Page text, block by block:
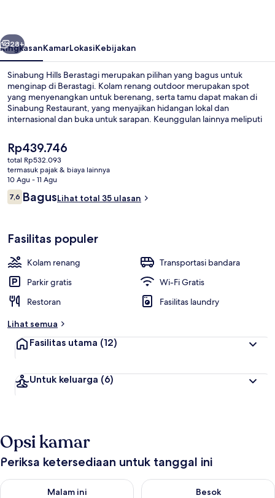
Berikutnya
28+
RingkasanKamarLokasiKebijakan
Sinabung Hills Berastagi merupakan pilihan yang bagus untuk
menginap di Berastagi. Kolam renang outdoor merupakan spot
yang menyenangkan untuk berenang, serta tamu dapat makan di
Sinabung Restaurant, yang menyajikan hidangan lokal dan
internasional dan buka untuk sarapan. Keunggulan lainnya meliputi
keseluruhan.
Harga
saat
ini
Rp439.746
Rp439.746
total Rp532.093
termasuk pajak & biaya lainnya
10 Agu - 11 Agu
Ulasan
7,67,6 dari 10
BagusLihat total 35 ulasan
Fasilitas populer
Kolam renang
Transportasi bandara
Parkir gratis
Wi-Fi Gratis
Restoran
Fasilitas laundry
Lihat semua
Fasilitas utama (12)
Untuk keluarga (6)
Opsi kamar
Periksa ketersediaan untuk tanggal ini
Malam ini
Periksa ketersediaan untuk malam ini Agu 6 - Agu 7
Besok
Periksa ketersediaan untuk